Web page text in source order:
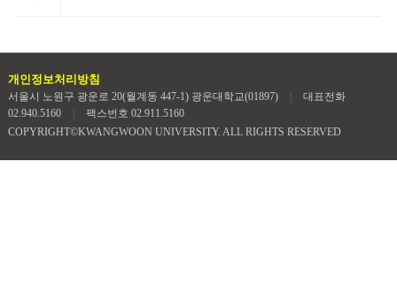
개인정보처리방침
서울시 노원구 광운로 20(월계동 447-1) 광운대학교(01897)
대표전화
02.940.5160
팩스번호 02.911.5160
COPYRIGHT©KWANGWOON UNIVERSITY. ALL RIGHTS RESERVED